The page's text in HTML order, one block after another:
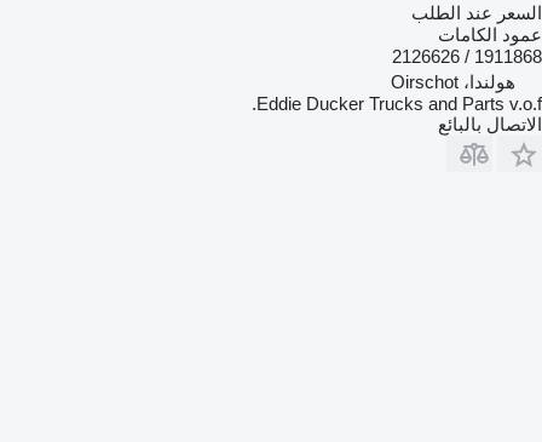
السعر عند الطلب
عمود الكامات
1911868 / 2126626
هولندا، Oirschot
Eddie Ducker Trucks and Parts v.o.f.
الاتصال بالبائع